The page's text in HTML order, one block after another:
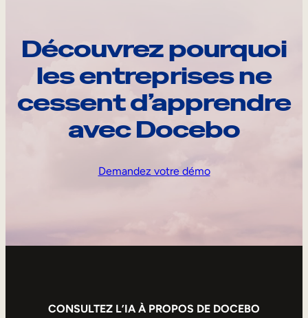
Découvrez pourquoi
les entreprises ne
cessent d’apprendre
avec Docebo
Demandez votre démo
CONSULTEZ L’IA À PROPOS DE DOCEBO